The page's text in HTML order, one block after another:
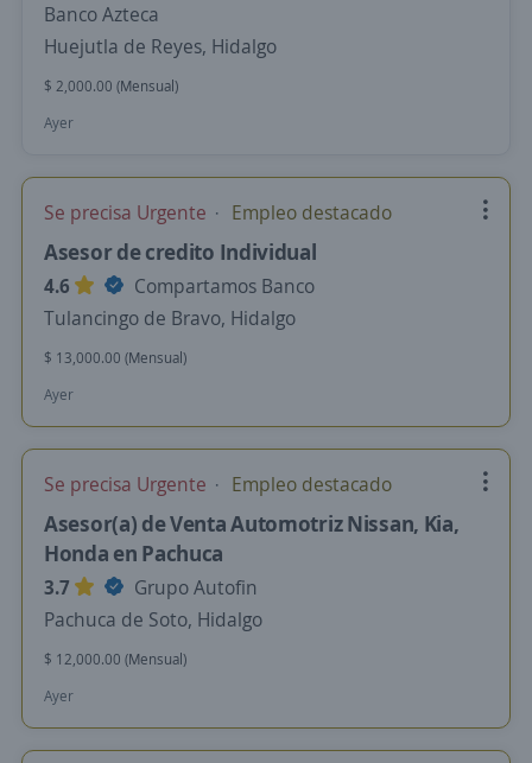
Banco Azteca
Huejutla de Reyes, Hidalgo
$ 2,000.00 (Mensual)
Ayer
Se precisa Urgente Empleo destacado
Asesor de credito Individual
4.6
Compartamos Banco
Tulancingo de Bravo, Hidalgo
$ 13,000.00 (Mensual)
Ayer
Se precisa Urgente Empleo destacado
Asesor(a) de Venta Automotriz Nissan, Kia,
Honda en Pachuca
3.7
Grupo Autofin
Pachuca de Soto, Hidalgo
$ 12,000.00 (Mensual)
Ayer